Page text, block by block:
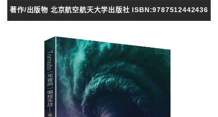
著作/出版物 北京航空航天大学出版社 ISBN:9787512442436